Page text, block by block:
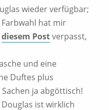
wieder verfügbar;
hat mir
diesem Postverpasst,
und eine
Duftes plus
ja abgöttisch!
ist wirklich